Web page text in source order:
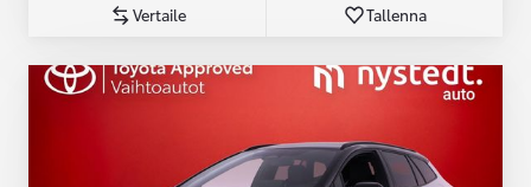
Vertaile Tallenna